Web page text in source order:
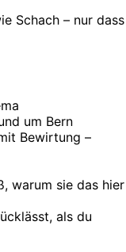
Schach – nur dass
um Bern
Bewirtung –
warum sie das hier
als du